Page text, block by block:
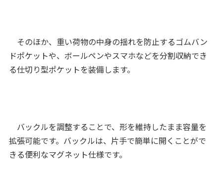
そのほか、重い荷物の中身の揺れを防止するゴムバン
ドポケットや、ボールペンやスマホなどを分割収納でき
る仕切り型ポケットを装備します。
バックルを調整することで、形を維持したまま容量を
拡張可能です。バックルは、片手で簡単に開くことがで
きる便利なマグネット仕様です。